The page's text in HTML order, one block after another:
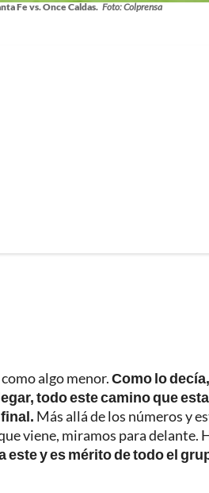
Fe vs. Once Caldas. Foto: Colprensa
algo menor.Como lo
todo este camino que
Más allá de los números y
viene, miramos para delante.
y es mérito de todo el